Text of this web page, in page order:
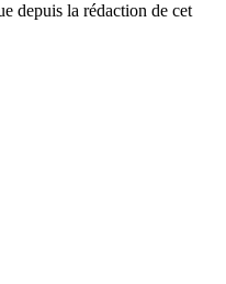
depuis la rédaction de cet